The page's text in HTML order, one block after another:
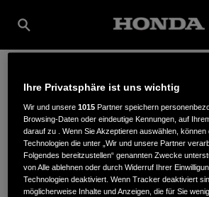
BARTSCH
Ihre Privatsphäre ist uns wichtig
Wir und unsere1015 Partner speichern
Browsing-Daten oder eindeutige Kennungen, auf
darauf zu . Wenn Sie Akzeptieren auswählen,
Technologien die unter „Wir und unsere Partner
Folgendes bereitzustellen“ genannten Zwecke
von Alle ablehnen oder durch Widerruf Ihrer
Technologien deaktiviert. Wenn Tracker deaktiviert
möglicherweise Inhalte und Anzeigen, die für Sie